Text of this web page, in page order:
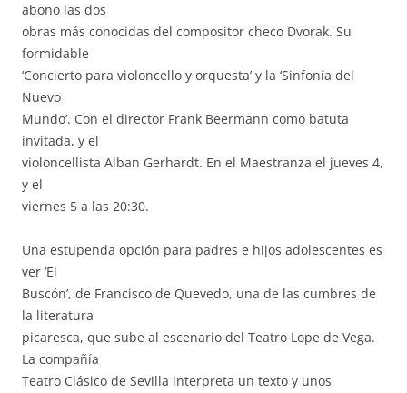
abono las dos
obras más conocidas del compositor checo Dvorak. Su
formidable
‘Concierto para violoncello y orquesta’ y la ‘Sinfonía del
Nuevo
Mundo’. Con el director Frank Beermann como batuta
invitada, y el
violoncellista Alban Gerhardt. En el Maestranza el jueves 4,
y el
viernes 5 a las 20:30.
Una estupenda opción para padres e hijos adolescentes es
ver ‘El
Buscón’, de Francisco de Quevedo, una de las cumbres de
la literatura
picaresca, que sube al escenario del Teatro Lope de Vega.
La compañía
Teatro Clásico de Sevilla interpreta un texto y unos